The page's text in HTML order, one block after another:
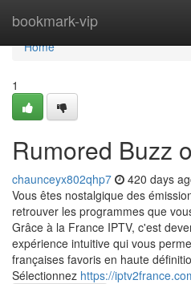
bookmark-vip
Home
Home
1
Rumored Buzz
chaunceyx802qhp7 420 days
Vous êtes nostalgique des
retrouver les programmes que
Grâce à la France IPTV, c'est
expérience intuitive qui vous
françaises favoris en haute
Sélectionnez https://